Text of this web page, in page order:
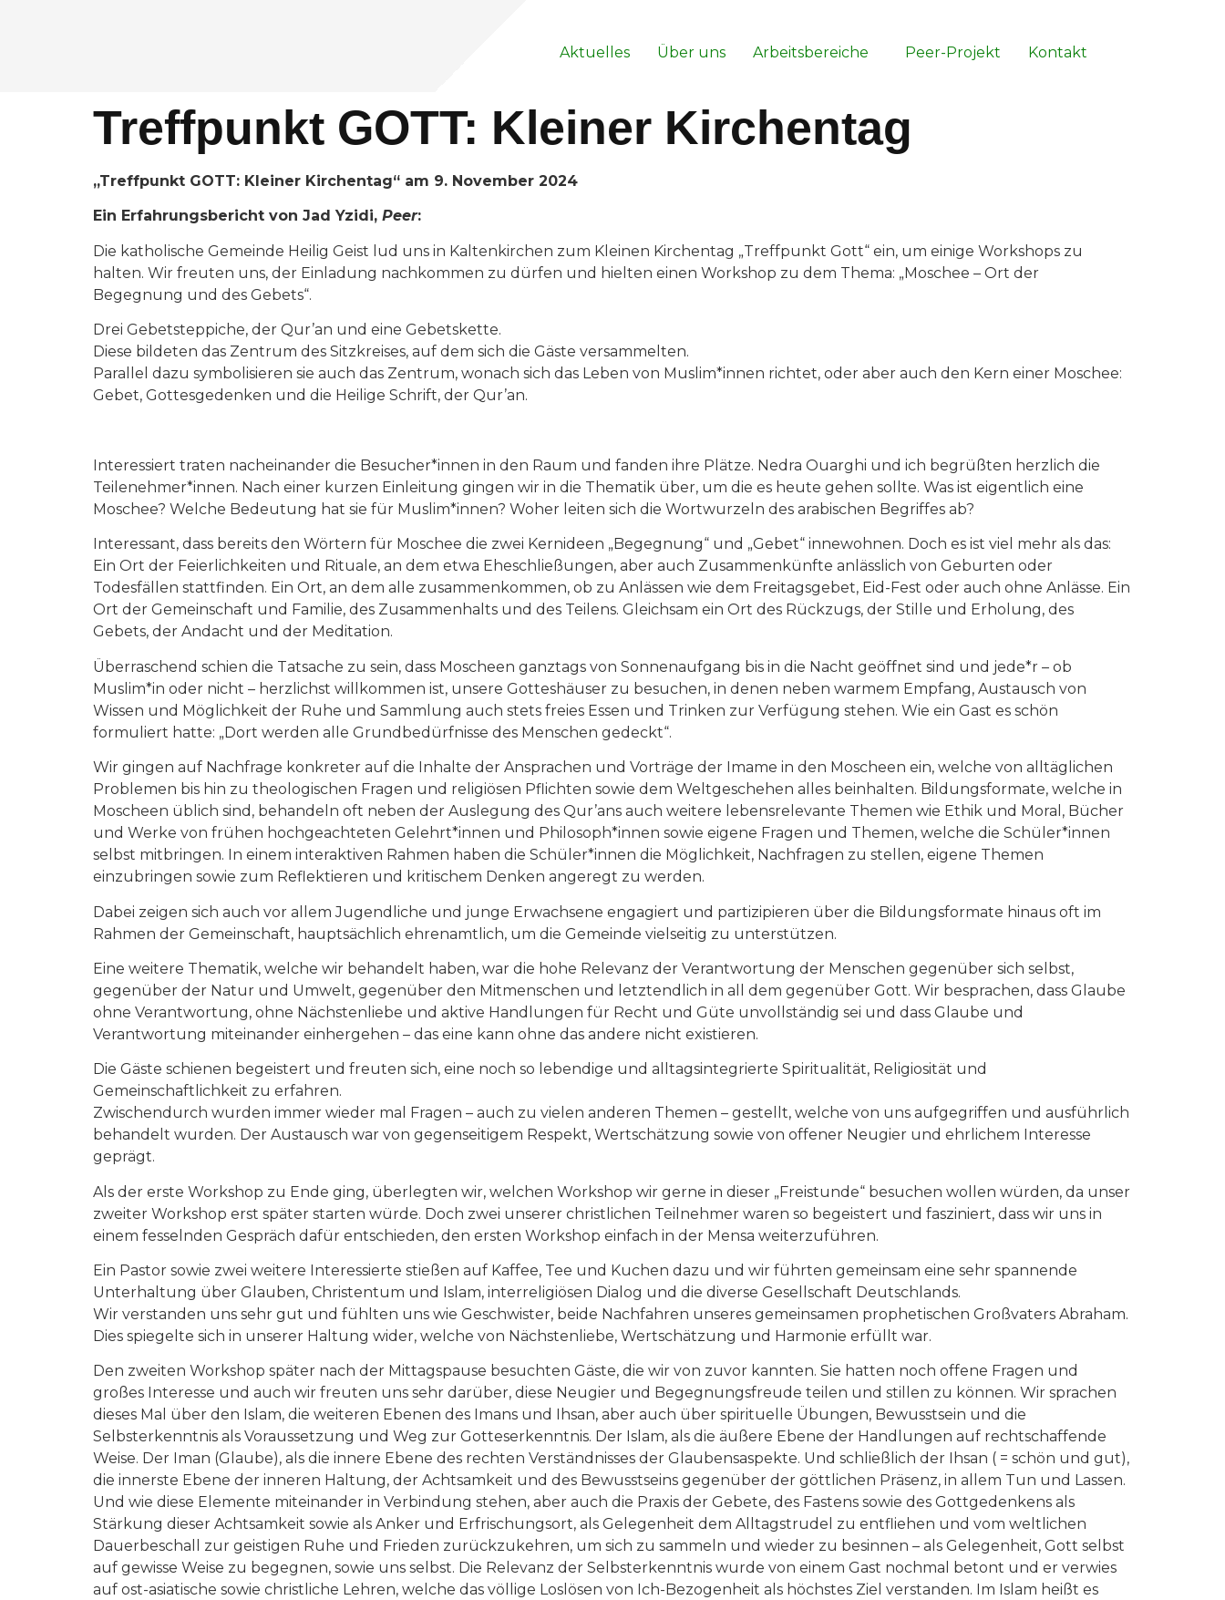
Aktuelles Über uns Arbeitsbereiche Peer-Projekt Kontakt
Treffpunkt GOTT: Kleiner Kirchentag
„Treffpunkt GOTT: Kleiner Kirchentag“ am 9. November 2024
Ein Erfahrungsbericht von Jad Yzidi, Peer:
Die katholische Gemeinde Heilig Geist lud uns in Kaltenkirchen zum Kleinen Kirchentag „Treffpunkt Gott“ ein, um einige Workshops zu
halten. Wir freuten uns, der Einladung nachkommen zu dürfen und hielten einen Workshop zu dem Thema: „Moschee – Ort der
Begegnung und des Gebets“.
Drei Gebetsteppiche, der Qur’an und eine Gebetskette.
Diese bildeten das Zentrum des Sitzkreises, auf dem sich die Gäste versammelten.
Parallel dazu symbolisieren sie auch das Zentrum, wonach sich das Leben von Muslim*innen richtet, oder aber auch den Kern einer Moschee:
Gebet, Gottesgedenken und die Heilige Schrift, der Qur’an.
Interessiert traten nacheinander die Besucher*innen in den Raum und fanden ihre Plätze. Nedra Ouarghi und ich begrüßten herzlich die
Teilenehmer*innen. Nach einer kurzen Einleitung gingen wir in die Thematik über, um die es heute gehen sollte. Was ist eigentlich eine
Moschee? Welche Bedeutung hat sie für Muslim*innen? Woher leiten sich die Wortwurzeln des arabischen Begriffes ab?
Interessant, dass bereits den Wörtern für Moschee die zwei Kernideen „Begegnung“ und „Gebet“ innewohnen. Doch es ist viel mehr als das:
Ein Ort der Feierlichkeiten und Rituale, an dem etwa Eheschließungen, aber auch Zusammenkünfte anlässlich von Geburten oder
Todesfällen stattfinden. Ein Ort, an dem alle zusammenkommen, ob zu Anlässen wie dem Freitagsgebet, Eid-Fest oder auch ohne Anlässe. Ein
Ort der Gemeinschaft und Familie, des Zusammenhalts und des Teilens. Gleichsam ein Ort des Rückzugs, der Stille und Erholung, des
Gebets, der Andacht und der Meditation.
Überraschend schien die Tatsache zu sein, dass Moscheen ganztags von Sonnenaufgang bis in die Nacht geöffnet sind und jede*r – ob
Muslim*in oder nicht – herzlichst willkommen ist, unsere Gotteshäuser zu besuchen, in denen neben warmem Empfang, Austausch von
Wissen und Möglichkeit der Ruhe und Sammlung auch stets freies Essen und Trinken zur Verfügung stehen. Wie ein Gast es schön
formuliert hatte: „Dort werden alle Grundbedürfnisse des Menschen gedeckt“.
Wir gingen auf Nachfrage konkreter auf die Inhalte der Ansprachen und Vorträge der Imame in den Moscheen ein, welche von alltäglichen
Problemen bis hin zu theologischen Fragen und religiösen Pflichten sowie dem Weltgeschehen alles beinhalten. Bildungsformate, welche in
Moscheen üblich sind, behandeln oft neben der Auslegung des Qur’ans auch weitere lebensrelevante Themen wie Ethik und Moral, Bücher
und Werke von frühen hochgeachteten Gelehrt*innen und Philosoph*innen sowie eigene Fragen und Themen, welche die Schüler*innen
selbst mitbringen. In einem interaktiven Rahmen haben die Schüler*innen die Möglichkeit, Nachfragen zu stellen, eigene Themen
einzubringen sowie zum Reflektieren und kritischem Denken angeregt zu werden.
Dabei zeigen sich auch vor allem Jugendliche und junge Erwachsene engagiert und partizipieren über die Bildungsformate hinaus oft im
Rahmen der Gemeinschaft, hauptsächlich ehrenamtlich, um die Gemeinde vielseitig zu unterstützen.
Eine weitere Thematik, welche wir behandelt haben, war die hohe Relevanz der Verantwortung der Menschen gegenüber sich selbst,
gegenüber der Natur und Umwelt, gegenüber den Mitmenschen und letztendlich in all dem gegenüber Gott. Wir besprachen, dass Glaube
ohne Verantwortung, ohne Nächstenliebe und aktive Handlungen für Recht und Güte unvollständig sei und dass Glaube und
Verantwortung miteinander einhergehen – das eine kann ohne das andere nicht existieren.
Die Gäste schienen begeistert und freuten sich, eine noch so lebendige und alltagsintegrierte Spiritualität, Religiosität und
Gemeinschaftlichkeit zu erfahren.
Zwischendurch wurden immer wieder mal Fragen – auch zu vielen anderen Themen – gestellt, welche von uns aufgegriffen und ausführlich
behandelt wurden. Der Austausch war von gegenseitigem Respekt, Wertschätzung sowie von offener Neugier und ehrlichem Interesse
geprägt.
Als der erste Workshop zu Ende ging, überlegten wir, welchen Workshop wir gerne in dieser „Freistunde“ besuchen wollen würden, da unser
zweiter Workshop erst später starten würde. Doch zwei unserer christlichen Teilnehmer waren so begeistert und fasziniert, dass wir uns in
einem fesselnden Gespräch dafür entschieden, den ersten Workshop einfach in der Mensa weiterzuführen.
Ein Pastor sowie zwei weitere Interessierte stießen auf Kaffee, Tee und Kuchen dazu und wir führten gemeinsam eine sehr spannende
Unterhaltung über Glauben, Christentum und Islam, interreligiösen Dialog und die diverse Gesellschaft Deutschlands.
Wir verstanden uns sehr gut und fühlten uns wie Geschwister, beide Nachfahren unseres gemeinsamen prophetischen Großvaters Abraham.
Dies spiegelte sich in unserer Haltung wider, welche von Nächstenliebe, Wertschätzung und Harmonie erfüllt war.
Den zweiten Workshop später nach der Mittagspause besuchten Gäste, die wir von zuvor kannten. Sie hatten noch offene Fragen und
großes Interesse und auch wir freuten uns sehr darüber, diese Neugier und Begegnungsfreude teilen und stillen zu können. Wir sprachen
dieses Mal über den Islam, die weiteren Ebenen des Imans und Ihsan, aber auch über spirituelle Übungen, Bewusstsein und die
Selbsterkenntnis als Voraussetzung und Weg zur Gotteserkenntnis. Der Islam, als die äußere Ebene der Handlungen auf rechtschaffende
Weise. Der Iman (Glaube), als die innere Ebene des rechten Verständnisses der Glaubensaspekte. Und schließlich der Ihsan ( = schön und gut),
die innerste Ebene der inneren Haltung, der Achtsamkeit und des Bewusstseins gegenüber der göttlichen Präsenz, in allem Tun und Lassen.
Und wie diese Elemente miteinander in Verbindung stehen, aber auch die Praxis der Gebete, des Fastens sowie des Gottgedenkens als
Stärkung dieser Achtsamkeit sowie als Anker und Erfrischungsort, als Gelegenheit dem Alltagstrudel zu entfliehen und vom weltlichen
Dauerbeschall zur geistigen Ruhe und Frieden zurückzukehren, um sich zu sammeln und wieder zu besinnen – als Gelegenheit, Gott selbst
auf gewisse Weise zu begegnen, sowie uns selbst. Die Relevanz der Selbsterkenntnis wurde von einem Gast nochmal betont und er verwies
auf ost-asiatische sowie christliche Lehren, welche das völlige Loslösen von Ich-Bezogenheit als höchstes Ziel verstanden. Im Islam heißt es